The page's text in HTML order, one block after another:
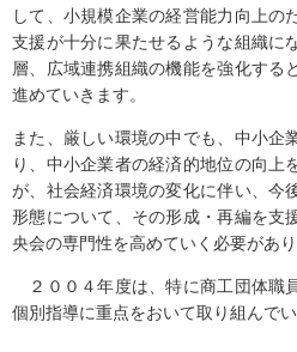
して、小規模企業の経営能力向上の
支援が十分に果たせるような組織に
層、広域連携組織の機能を強化する
進めていきます。
また、厳しい環境の中でも、中小企
り、中小企業者の経済的地位の向上
が、社会経済環境の変化に伴い、今
形態について、その形成・再編を支
央会の専門性を高めていく必要があり
２００４年度は、特に商工団体職
個別指導に重点をおいて取り組んでい